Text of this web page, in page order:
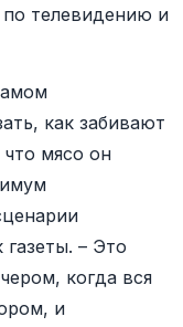
телевидению и
как забивают
что мясо он
газеты. – Это
когда вся
и